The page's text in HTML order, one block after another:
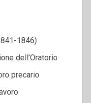
1846)
dell’Oratorio
precario